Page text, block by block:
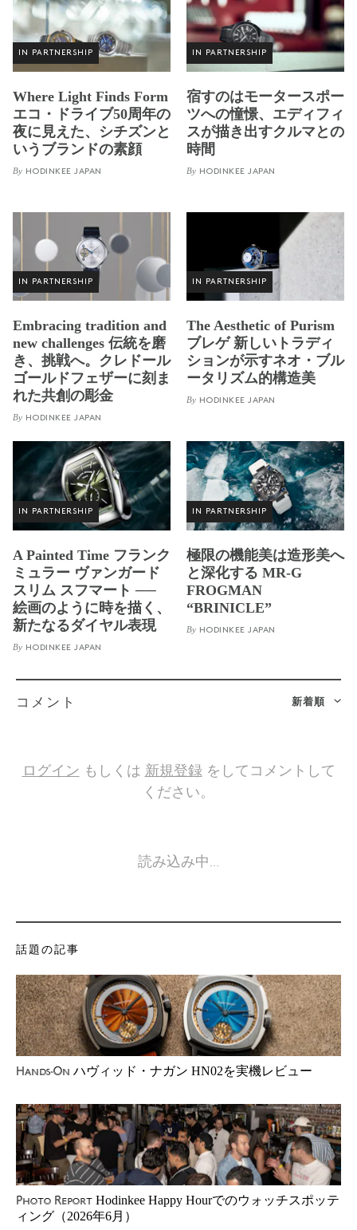
IN PARTNERSHIP
Where Light Finds Form
エコ・ドライブ50周年の
夜に見えた、シチズンと
いうブランドの素顔
By HODINKEE JAPAN
IN PARTNERSHIP
宿すのはモータースポー
ツへの憧憬、エディフィ
スが描き出すクルマとの
時間
By HODINKEE JAPAN
IN PARTNERSHIP
Embracing tradition and
new challenges 伝統を磨
き、挑戦へ。クレドール
ゴールドフェザーに刻ま
れた共創の彫金
By HODINKEE JAPAN
IN PARTNERSHIP
The Aesthetic of Purism
ブレゲ 新しいトラディ
ションが示すネオ・ブル
ータリズム的構造美
By HODINKEE JAPAN
IN PARTNERSHIP
A Painted Time フランク
ミュラー ヴァンガード
スリム スフマート ──
絵画のように時を描く、
新たなるダイヤル表現
By HODINKEE JAPAN
IN PARTNERSHIP
極限の機能美は造形美へ
と深化する MR-G
FROGMAN
“BRINICLE”
By HODINKEE JAPAN
新着順
コメント
ログイン もしくは 新規登録をしてコメントして
ください。
読み込み中…
話題の記事
Hands-On ハヴィッド・ナガン HN02を実機レビュー
Photo Report Hodinkee Happy Hourでのウォッチスポッテ
ィング（2026年6月）